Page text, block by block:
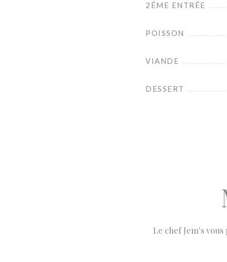
2ÉME ENTRÉE
POISSON
VIANDE
DESSERT
Le chef Jem's